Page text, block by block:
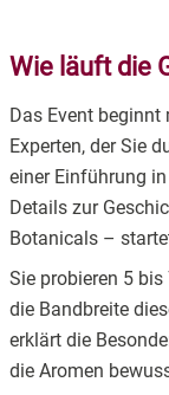
Wie läuft die
Das Event beginnt
Experten, der Sie
einer Einführung
Details zur
Botanicals –
Sie probieren 5
die Bandbreite
erklärt die
die Aromen